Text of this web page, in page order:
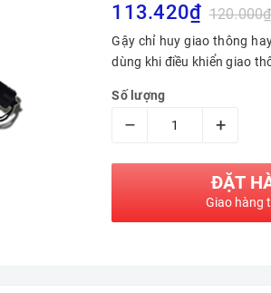
113.420₫ 120.000₫
Gậy chỉ huy giao thông
dùng khi điều khiển giao
Số lượng
– +
ĐẶT
Giao hàng